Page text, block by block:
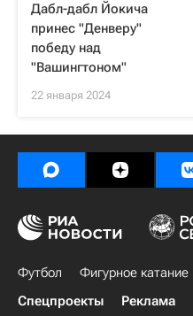
Дабл-дабл Йокича
принес "Денверу"
победу над
"Вашингтоном"
22 января 2024
Футбол Фигурное катание
Спецпроекты
Реклама